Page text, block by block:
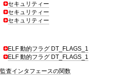
セキュリティー
セキュリティー
セキュリティー
ELF 動的フラグ DT_FLAGS_1
ELF 動的フラグ DT_FLAGS_1
監査インタフェースの関数